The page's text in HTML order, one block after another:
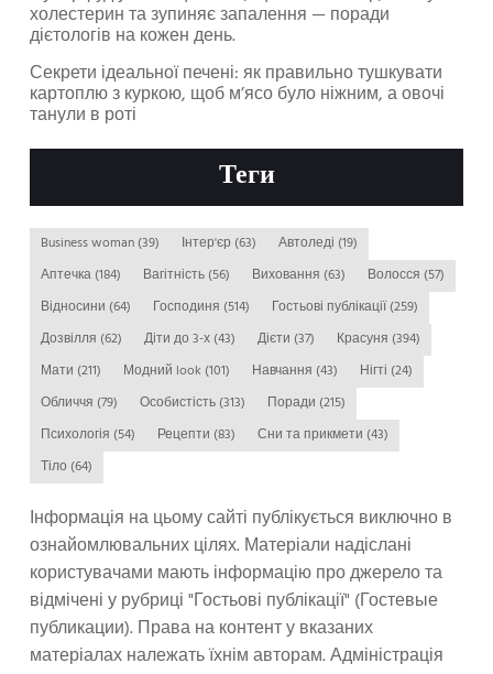
холестерин та зупиняє запалення — поради
дієтологів на кожен день.
Секрети ідеальної печені: як правильно тушкувати
картоплю з куркою, щоб м’ясо було ніжним, а овочі
танули в роті
Теги
Business woman (39) Інтер'єр (63) Автоледі (19)
Аптечка (184) Вагітність (56) Виховання (63) Волосся (57)
Відносини (64) Господиня (514) Гостьові публікації(259)
Дозвілля (62) Діти до 3-х (43) Дієти (37) Красуня (394)
Мати (211) Модний look (101) Навчання (43) Нігті (24)
Обличчя (79) Особистість (313) Поради (215)
Психологія (54) Рецепти (83) Сни та прикмети (43)
Тіло (64)
Інформація на цьому сайті публікується виключно в
ознайомлювальних цілях. Матеріали надіслані
користувачами мають інформацію про джерело та
відмічені у рубриці "Гостьові публікації" (Гостевые
публикации). Права на контент у вказаних
матеріалах належать їхнім авторам. Адміністрація